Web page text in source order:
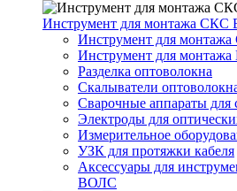
Инструмент для монтажа
Инструмент для
Инструмент для
Разделка оптоволокна
Скалыватели
Сварочные аппараты для
Электроды для
Измерительное
УЗК для протяжки кабеля
Аксессуары для
ВОЛС